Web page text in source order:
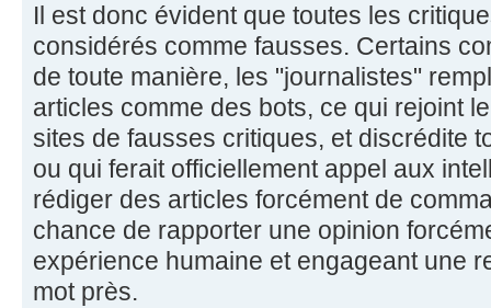
Il est donc évident que toutes les
considérés comme fausses. Certains
de toute manière, les "journalistes"
articles comme des bots, ce qui rejoint
sites de fausses critiques, et discrédite
ou qui ferait officiellement appel aux
rédiger des articles forcément de
chance de rapporter une opinion
expérience humaine et engageant une
mot près.